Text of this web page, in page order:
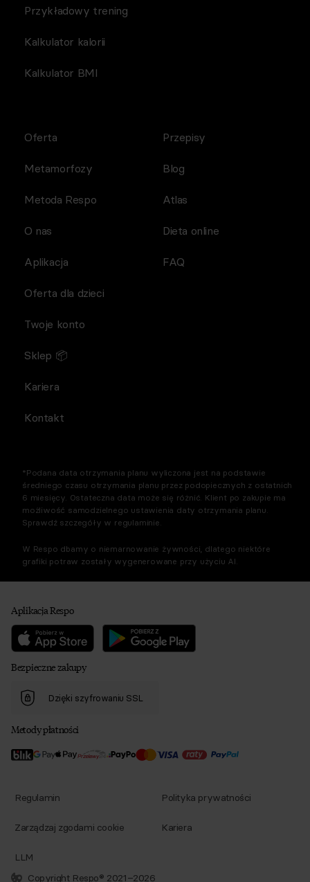
Przykładowy trening
Kalkulator kalorii
Kalkulator BMI
Oferta
Metamorfozy
Metoda Respo
O nas
Aplikacja
Przepisy
Blog
Atlas
Dieta online
FAQ
Oferta dla dzieci
Twoje konto
Sklep 📦
Kariera
Kontakt
*Podana data otrzymania planu wyliczona jest na podstawie
średniego czasu otrzymania planu przez podopiecznych z ostatnich
6 miesięcy. Ostateczna data może się różnić. Klient po zakupie ma
możliwość samodzielnego ustawienia daty otrzymania planu.
Sprawdź szczegóły w regulaminie.
W Respo dbamy o niemarnowanie żywności, dlatego niektóre
grafiki potraw zostały wygenerowane przy użyciu AI.
Aplikacja Respo
Bezpieczne zakupy
Dzięki szyfrowaniu SSL
Metody płatności
Copyright Respo® 2021–2026
Regulamin Polityka prywatności
Zarządzaj zgodami cookie Kariera
LLM